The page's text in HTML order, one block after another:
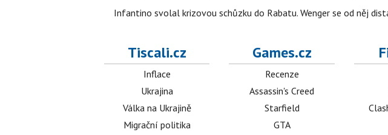
Infantino svolal krizovou schůzku do Rabatu. Wenger se od něj
Tiscali.cz
Inflace
Ukrajina
Válka na Ukrajině
Migrační politika
Games.cz
Recenze
Assassin's Creed
Starfield
GTA